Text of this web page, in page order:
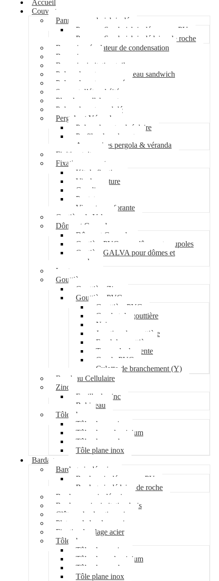
Accueil
Couverture
Panneau sandwich isolé
Panneau Sandwich isolé mousse PU
Panneau Sandwich isolé laine de roche
Bac acier régulateur de condensation
Bac acier sec
Bac acier imitation tuile
Polycarbonate pour panneau sandwich
Polycarbonate nervuré
Support d’étanchéité
Plancher collaborant
Polycarbonate ondulé
Pergola et Véranda
Polycarbonate alvéolaire
Profil polycarbonate
Accessoires pergola & véranda
Finition toiture
Fixation couverture
Kit de fixation
Vis de couture
Cavalier
Pontet
Vis auto-perforante
Costière de Velux
Dôme et Coupole
Dôme et Coupole
Costière PVC pour dômes et coupoles
Costière GALVA pour dômes et
coupoles
Lanterneau
Gouttière
Gouttière Zinc
Gouttière PVC
Gouttière PVC
Crochet de gouttière
Naissance
Jonction de gouttière
Fond de gouttière
Tuyau de descente
Coude PVC
Culotte de branchement (Y)
Bandeau Cellulaire
Zinc
Feuille de zinc
Bobineau
Tôle plane
Tôle plane acier
Tôle plane aluminium
Tôle plane galva
Tôle plane inox
Bardage
Bardage isolé acier
Bardage isolé mousse PU
Bardage isolé laine de roche
Bardage non isolé acier
Bardage acier imitation bois
Clôture de chantier acier
Plateau de bardage acier
Fixation bardage acier
Tôle plane
Tôle plane acier
Tôle plane aluminium
Tôle plane galva
Tôle plane inox